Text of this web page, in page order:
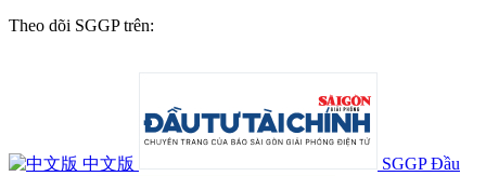
Theo dõi SGGP trên:
中文版 SGGP Đầu